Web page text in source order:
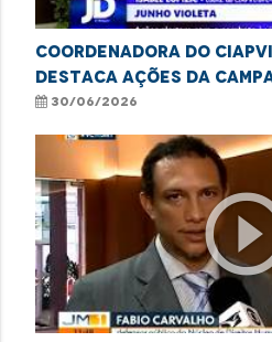
Coordenadora do
destaca ações da
30/06/2026